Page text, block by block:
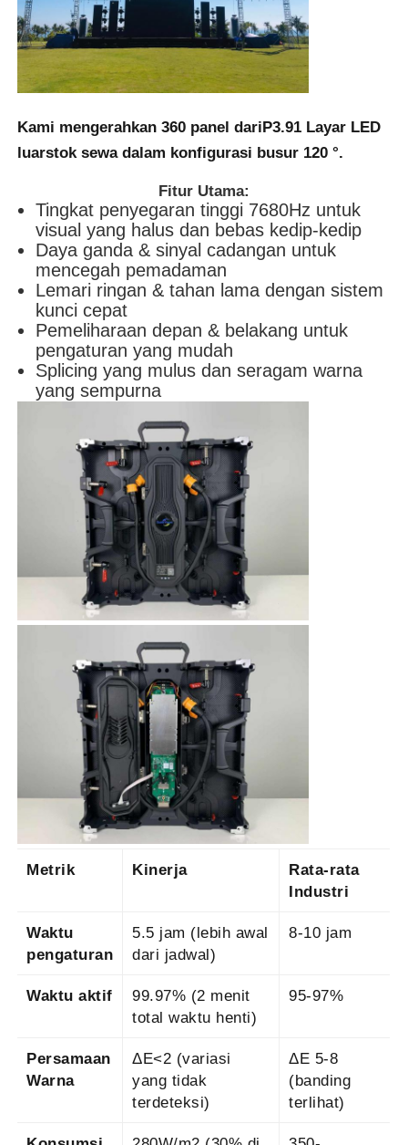
SMD LED Screen
Papan reklame luar ruangan
Kami mengerahkan 360 panel dari P3.91 Layar LED
luarstok sewa dalam konfigurasi busur 120 °.
Fitur Utama:
Tingkat penyegaran tinggi 7680Hz untuk
visual yang halus dan bebas kedip-kedip
Daya ganda & sinyal cadangan untuk
mencegah pemadaman
Lemari ringan & tahan lama dengan sistem
kunci cepat
Pemeliharaan depan & belakang untuk
pengaturan yang mudah
Splicing yang mulus dan seragam warna
yang sempurna
Metrik Kinerja
Rata-rata
Industri
Waktu
pengaturan
5.5 jam (lebih awal
dari jadwal)
8-10 jam
Waktu aktif
99.97% (2 menit
total waktu henti)
95-97%
Persamaan
Warna
ΔE<2 (variasi
yang tidak
terdeteksi)
ΔE 5-8
(banding
terlihat)